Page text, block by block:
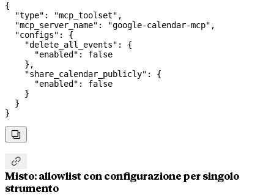
{
  "type"
: "mcp_toolset" ,
  "mcp_server_name"
: "google-calendar-mcp" ,
  "configs"
: {
    "delete_all_events"
: {
      "enabled"
: false
    },
    "share_calendar_publicly"
: {
      "enabled"
: false
    }
  }
}


Misto: allowlist con configurazione per singolo
strumento